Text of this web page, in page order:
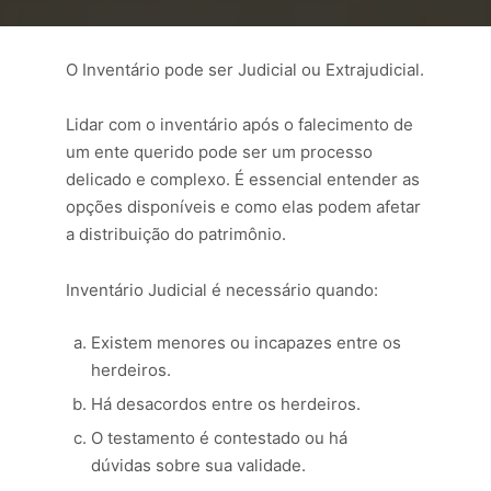
O Inventário pode ser Judicial ou Extrajudicial.
Lidar com o inventário após o falecimento de
um ente querido pode ser um processo
delicado e complexo. É essencial entender as
opções disponíveis e como elas podem afetar
a distribuição do patrimônio.
Inventário Judicial é necessário quando:
Existem menores ou incapazes entre os
herdeiros.
Há desacordos entre os herdeiros.
O testamento é contestado ou há
dúvidas sobre sua validade.